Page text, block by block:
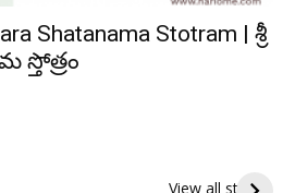
Shatanama Stotram | శ్రీ
స్తోత్రం
View all stories
ఇంద్రకీలాద్రి గిరి ప్రదక్షిణ